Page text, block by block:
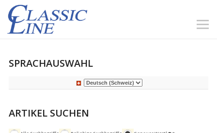
SPRACHAUSWAHL
ARTIKEL SUCHEN